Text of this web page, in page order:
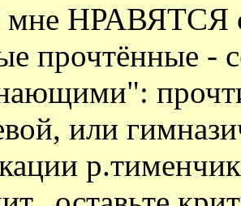
НРАВЯТСЯ
прочтённые -
или